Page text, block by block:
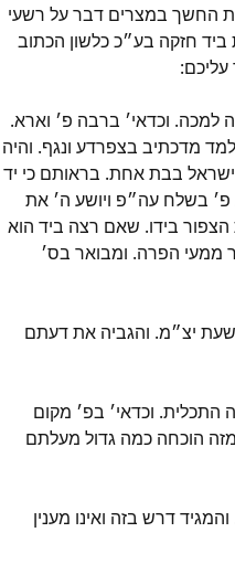
החשך במצרים דבר על רשעי
חזקה בע״כ כלשון הכתוב
למכה. וכדאי׳ ברבה פ׳ וארא.
מדכתיב בצפרדע ונגף. והיה
ישראל בבת אחת. בראותם כי יד
בשלח עה״פ ויושע ה׳ את
בידו. שאם רצה ביד הוא
ממעי הפרה. ומבואר בס׳
יצ״מ. והגביה את דעתם
התכלית. וכדאי׳ בפ׳ מקום
הוכחה כמה גדול מעלתם
דרש בזה ואינו מענין